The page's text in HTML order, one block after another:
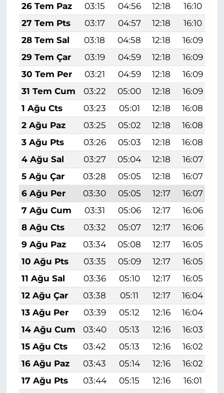
26 Tem Paz
03:15 04:56 12:18 16:10
27 Tem Pts
03:17 04:57 12:18 16:10
28 Tem Sal
03:18 04:58 12:18 16:09
29 Tem Çar
03:19 04:59 12:18 16:09
30 Tem Per
03:21 04:59 12:18 16:09
31 Tem Cum
03:22 05:00 12:18 16:09
1 Ağu Cts
03:23 05:01 12:18 16:08
2 Ağu Paz
03:25 05:02 12:18 16:08
3 Ağu Pts
03:26 05:03 12:18 16:08
4 Ağu Sal
03:27 05:04 12:18 16:07
5 Ağu Çar
03:28 05:05 12:18 16:07
6 Ağu Per
03:30 05:05 12:17 16:07
7 Ağu Cum
03:31 05:06 12:17 16:06
8 Ağu Cts
03:32 05:07 12:17 16:06
9 Ağu Paz
03:34 05:08 12:17 16:05
10 Ağu Pts
03:35 05:09 12:17 16:05
11 Ağu Sal
03:36 05:10 12:17 16:05
12 Ağu Çar
03:38 05:11 12:17 16:04
13 Ağu Per
03:39 05:12 12:16 16:04
14 Ağu Cum
03:40 05:13 12:16 16:03
15 Ağu Cts
03:42 05:13 12:16 16:02
16 Ağu Paz
03:43 05:14 12:16 16:02
17 Ağu Pts
03:44 05:15 12:16 16:01